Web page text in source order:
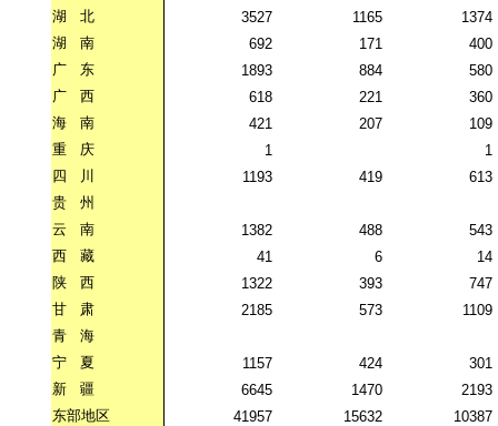
湖
北 3527 1165
1374
湖
南 692 171
400
广
东 1893 884
580
广
西 618 221
360
海
南 421 207
109
重
庆 1
1
四
川 1193 419
613
贵
州
云
南 1382 488
543
西
藏 41 6
14
陕
西 1322 393
747
甘
肃 2185 573
1109
青
海
宁
夏 1157 424
301
新
疆 6645 1470
2193
东部地区
41957 15632
10387